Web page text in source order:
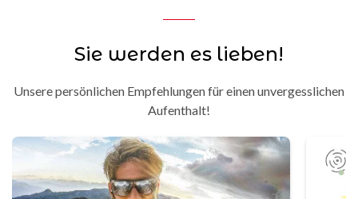
Sie werden es lieben!
Unsere persönlichen Empfehlungen für einen unvergesslichen
Aufenthalt!